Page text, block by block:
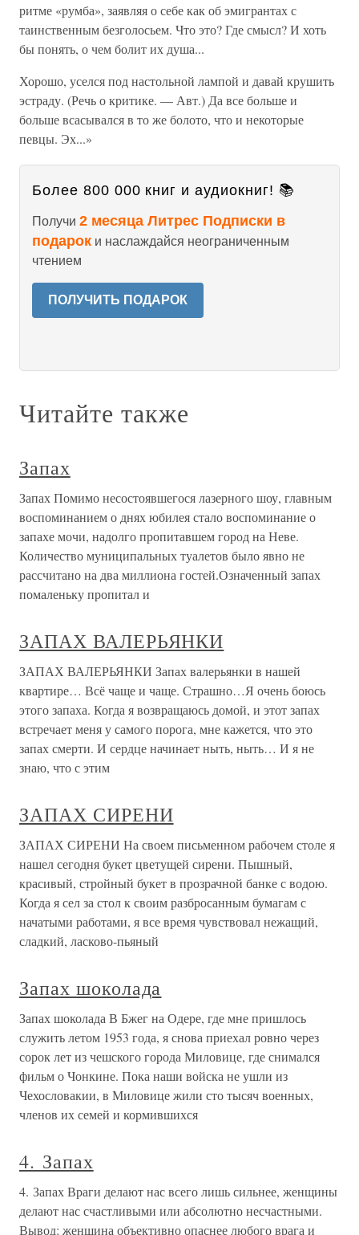
ритме «румба», заявляя о себе как об эмигрантах с
таинственным безголосьем. Что это? Где смысл? И хоть
бы понять, о чем болит их душа...
Хорошо, уселся под настольной лампой и давай крушить
эстраду. (Речь о критике. — Авт.) Да все больше и
больше всасывался в то же болото, что и некоторые
певцы. Эх...»
Более 800 000 книг и аудиокниг! 📚
Получи 2 месяца Литрес Подписки в
подарок и наслаждайся неограниченным
чтением
ПОЛУЧИТЬ ПОДАРОК
Читайте также
Запах
Запах Помимо несостоявшегося лазерного шоу, главным
воспоминанием о днях юбилея стало воспоминание о
запахе мочи, надолго пропитавшем город на Неве.
Количество муниципальных туалетов было явно не
рассчитано на два миллиона гостей.Означенный запах
помаленьку пропитал и
ЗАПАХ ВАЛЕРЬЯНКИ
ЗАПАХ ВАЛЕРЬЯНКИ Запах валерьянки в нашей
квартире… Всё чаще и чаще. Страшно…Я очень боюсь
этого запаха. Когда я возвращаюсь домой, и этот запах
встречает меня у самого порога, мне кажется, что это
запах смерти. И сердце начинает ныть, ныть… И я не
знаю, что с этим
ЗАПАХ СИРЕНИ
ЗАПАХ СИРЕНИ На своем письменном рабочем столе я
нашел сегодня букет цветущей сирени. Пышный,
красивый, стройный букет в прозрачной банке с водою.
Когда я сел за стол к своим разбросанным бумагам с
начатыми работами, я все время чувствовал нежащий,
сладкий, ласково-пьяный
Запах шоколада
Запах шоколада В Бжег на Одере, где мне пришлось
служить летом 1953 года, я снова приехал ровно через
сорок лет из чешского города Миловице, где снимался
фильм о Чонкине. Пока наши войска не ушли из
Чехословакии, в Миловице жили сто тысяч военных,
членов их семей и кормившихся
4. Запах
4. Запах Враги делают нас всего лишь сильнее, женщины
делают нас счастливыми или абсолютно несчастными.
Вывод: женщина объективно опаснее любого врага и